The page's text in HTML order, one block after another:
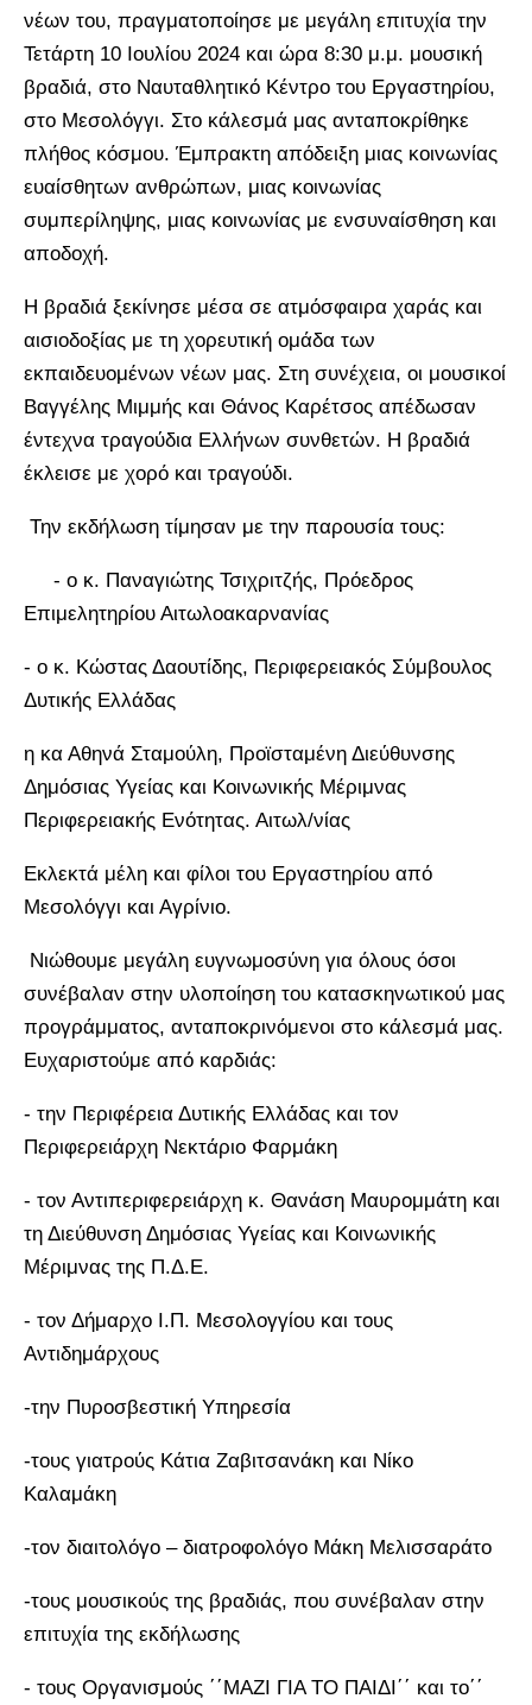
νέων του, πραγματοποίησε με μεγάλη επιτυχία την
Τετάρτη 10 Ιουλίου 2024 και ώρα 8:30 μ.μ. μουσική
βραδιά, στο Ναυταθλητικό Κέντρο του Εργαστηρίου,
στο Μεσολόγγι. Στο κάλεσμά μας ανταποκρίθηκε
πλήθος κόσμου. Έμπρακτη απόδειξη μιας κοινωνίας
ευαίσθητων ανθρώπων, μιας κοινωνίας
συμπερίληψης, μιας κοινωνίας με ενσυναίσθηση και
αποδοχή.
Η βραδιά ξεκίνησε μέσα σε ατμόσφαιρα χαράς και
αισιοδοξίας με τη χορευτική ομάδα των
εκπαιδευομένων νέων μας. Στη συνέχεια, οι μουσικοί
Βαγγέλης Μιμμής και Θάνος Καρέτσος απέδωσαν
έντεχνα τραγούδια Ελλήνων συνθετών. Η βραδιά
έκλεισε με χορό και τραγούδι.
Την εκδήλωση τίμησαν με την παρουσία τους:
- ο κ. Παναγιώτης Τσιχριτζής, Πρόεδρος
Επιμελητηρίου Αιτωλοακαρνανίας
- ο κ. Κώστας Δαουτίδης, Περιφερειακός Σύμβουλος
Δυτικής Ελλάδας
η κα Αθηνά Σταμούλη, Προϊσταμένη Διεύθυνσης
Δημόσιας Υγείας και Κοινωνικής Μέριμνας
Περιφερειακής Ενότητας. Αιτωλ/νίας
Εκλεκτά μέλη και φίλοι του Εργαστηρίου από
Μεσολόγγι και Αγρίνιο.
Νιώθουμε μεγάλη ευγνωμοσύνη για όλους όσοι
συνέβαλαν στην υλοποίηση του κατασκηνωτικού μας
προγράμματος, ανταποκρινόμενοι στο κάλεσμά μας.
Ευχαριστούμε από καρδιάς:
- την Περιφέρεια Δυτικής Ελλάδας και τον
Περιφερειάρχη Νεκτάριο Φαρμάκη
- τον Αντιπεριφερειάρχη κ. Θανάση Μαυρομμάτη και
τη Διεύθυνση Δημόσιας Υγείας και Κοινωνικής
Μέριμνας της Π.Δ.Ε.
- τον Δήμαρχο Ι.Π. Μεσολογγίου και τους
Αντιδημάρχους
-την Πυροσβεστική Υπηρεσία
-τους γιατρούς Κάτια Ζαβιτσανάκη και Νίκο
Καλαμάκη
-τον διαιτολόγο – διατροφολόγο Μάκη Μελισσαράτο
-τους μουσικούς της βραδιάς, που συνέβαλαν στην
επιτυχία της εκδήλωσης
- τους Οργανισμούς ΄΄ΜΑΖΙ ΓΙΑ ΤΟ ΠΑΙΔΙ΄΄ και το΄΄